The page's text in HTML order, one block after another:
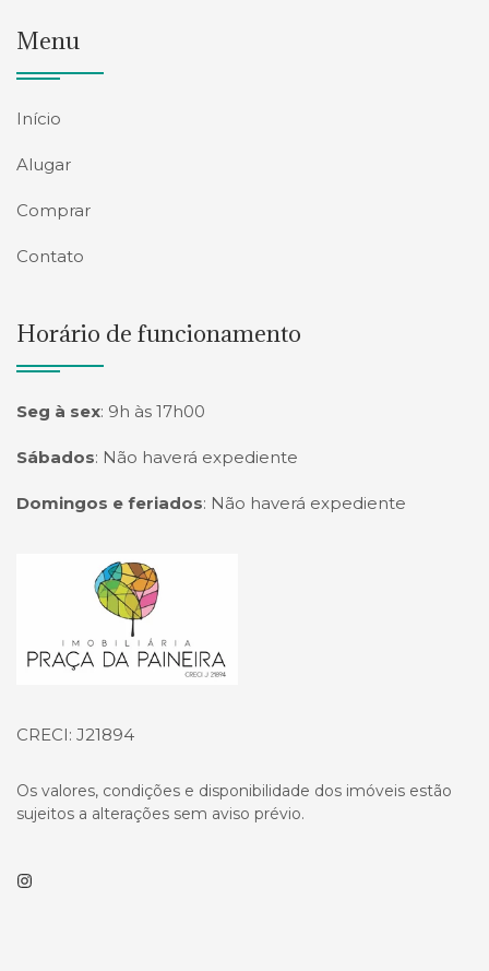
Menu
Início
Alugar
Comprar
Contato
Horário de funcionamento
Seg à sex: 9h às 17h00
Sábados: Não haverá expediente
Domingos e feriados: Não haverá expediente
Página inicial
CRECI: J21894
Os valores, condições e disponibilidade dos imóveis estão
sujeitos a alterações sem aviso prévio.
Instagram